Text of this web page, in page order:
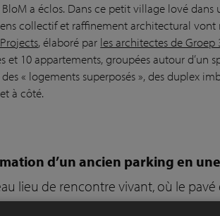
a éclos. Dans ce petit village lové dans
collectif et raffinement architectural
, élaboré par les architectes de Groep
et 10 appartements, groupées autour d’un
« logements superposés », des duplex
à côté.
d’un ancien parking en
lieu de rencontre vivant, où le
caractère.